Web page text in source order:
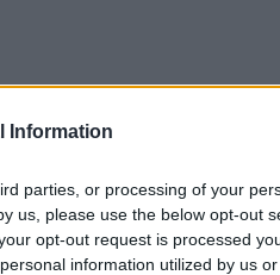
Information
parties, or processing of your
us, please use the below opt-out
opt-out request is processed
information utilized by us